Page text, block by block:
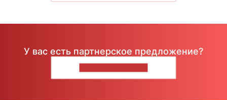
У вас есть партнерское предложение?